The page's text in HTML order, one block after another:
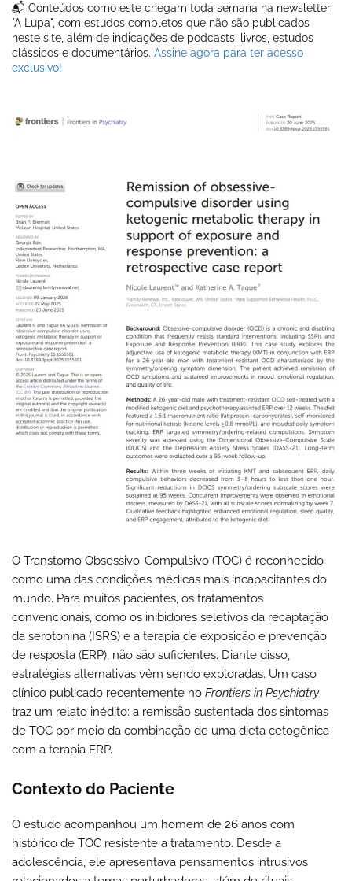
📬 Conteúdos como este chegam toda semana na newsletter
"A Lupa", com estudos completos que não são publicados
neste site, além de indicações de podcasts, livros, estudos
clássicos e documentários. Assine agora para ter acesso
exclusivo!
O Transtorno Obsessivo-Compulsivo (TOC) é reconhecido
como uma das condições médicas mais incapacitantes do
mundo. Para muitos pacientes, os tratamentos
convencionais, como os inibidores seletivos da recaptação
da serotonina (ISRS) e a terapia de exposição e prevenção
de resposta (ERP), não são suficientes. Diante disso,
estratégias alternativas vêm sendo exploradas. Um caso
clínico publicado recentemente no Frontiers in Psychiatry
traz um relato inédito: a remissão sustentada dos sintomas
de TOC por meio da combinação de uma dieta cetogênica
com a terapia ERP.
Contexto do Paciente
O estudo acompanhou um homem de 26 anos com
histórico de TOC resistente a tratamento. Desde a
adolescência, ele apresentava pensamentos intrusivos